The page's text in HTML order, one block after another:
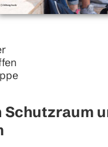
Schutzraum